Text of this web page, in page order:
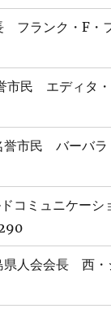
フランク・F・
市民 エディタ
誉市民 バーバラ
コミュニケーシ
県人会会長 西・